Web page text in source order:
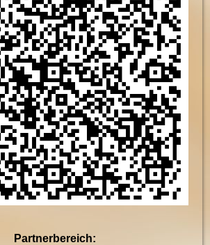
Partnerbereich: